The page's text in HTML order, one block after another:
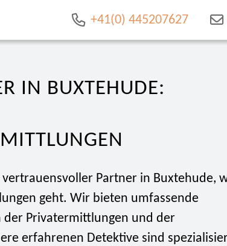
+41(0) 445207627
IN BUXTEHUDE:
vertrauensvoller Partner in Buxtehude,
geht. Wir bieten umfassende
der Privatermittlungen und der
erfahrenen Detektive sind